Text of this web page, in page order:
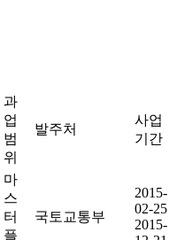
과
업
범
위
발주처
사업
기간
마
스
터
플
국토교통부
2015-
02-25
2015-